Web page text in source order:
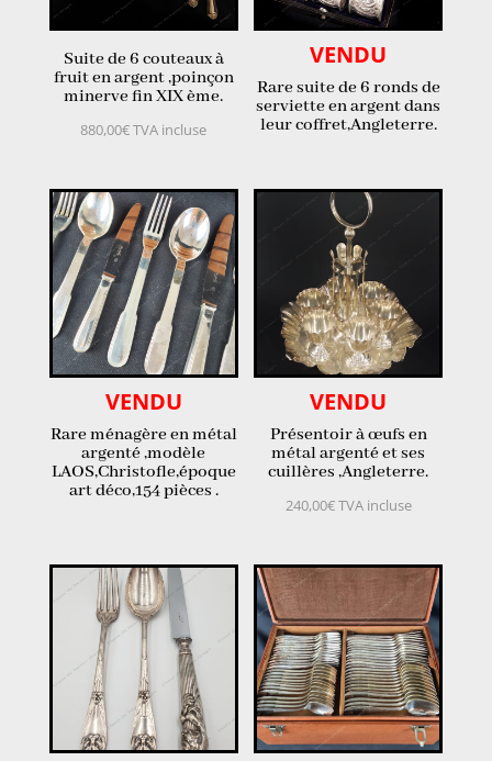
Suite de 6 couteaux à
fruit en argent ,poinçon
minerve fin XIX ème.
880,00€TVA incluse
VENDU
Rare suite de 6 ronds de
serviette en argent dans
leur coffret,Angleterre.
VENDU
Rare ménagère en métal
argenté ,modèle
LAOS,Christofle,époque
art déco,154 pièces .
VENDU
Présentoir à œufs en
métal argenté et ses
cuillères ,Angleterre.
240,00€TVA incluse